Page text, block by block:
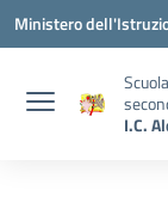
Vai ai contenuti
Vai al menu di
Vai al footer
Ministero
I.C.